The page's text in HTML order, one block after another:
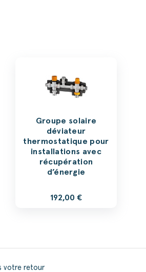
Groupe solaire
déviateur
thermostatique pour
installations avec
récupération
d’énergie
192,00 €
votre retour